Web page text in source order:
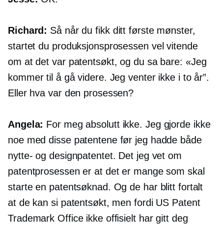
Richard: Så når du fikk ditt første mønster,
startet du produksjonsprosessen vel vitende
om at det var patentsøkt, og du sa bare: «Jeg
kommer til å gå videre. Jeg venter ikke i to år”.
Eller hva var den prosessen?
Angela: For meg absolutt ikke. Jeg gjorde ikke
noe med disse patentene før jeg hadde både
nytte- og designpatentet. Det jeg vet om
patentprosessen er at det er mange som skal
starte en patentsøknad. Og de har blitt fortalt
at de kan si patentsøkt, men fordi US Patent
Trademark Office ikke offisielt har gitt deg